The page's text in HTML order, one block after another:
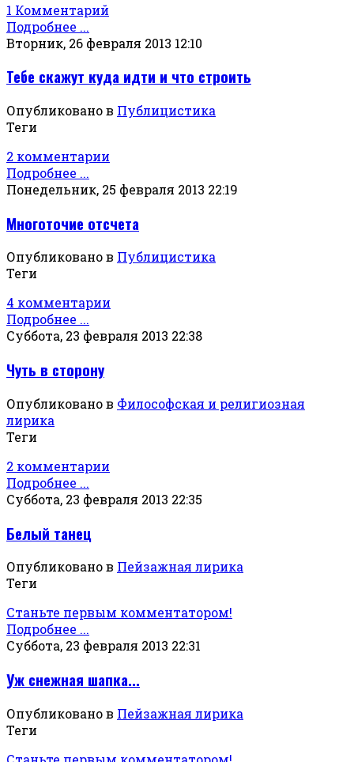
1 Комментарий
Подробнее ...
Вторник, 26 февраля 2013 12:10
Тебе скажут куда идти и что строить
Опубликовано в Публицистика
Теги
2 комментарии
Подробнее ...
Понедельник, 25 февраля 2013 22:19
Многоточие отсчета
Опубликовано в Публицистика
Теги
4 комментарии
Подробнее ...
Суббота, 23 февраля 2013 22:38
Чуть в сторону
Опубликовано в Философская и религиозная
лирика
Теги
2 комментарии
Подробнее ...
Суббота, 23 февраля 2013 22:35
Белый танец
Опубликовано в Пейзажная лирика
Теги
Станьте первым комментатором!
Подробнее ...
Суббота, 23 февраля 2013 22:31
Уж снежная шапка...
Опубликовано в Пейзажная лирика
Теги